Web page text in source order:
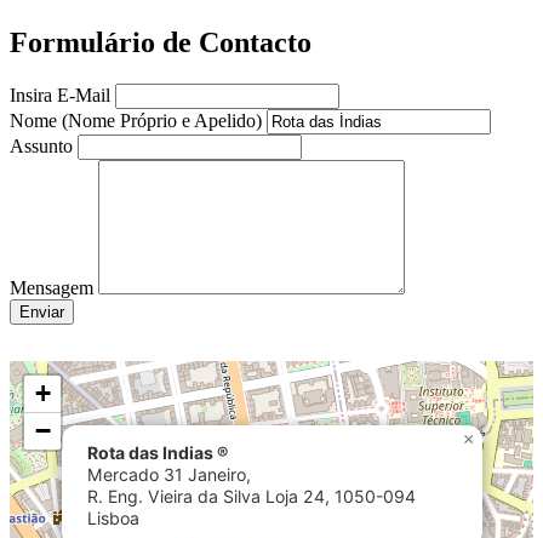
Formulário de Contacto
Insira E-Mail
Nome (Nome Próprio e Apelido)
Assunto
Mensagem
Enviar
Rota das Indias ®
Mercado 31 Janeiro,
R. Eng. Vieira da Silva Loja 24, 1050-094
Lisboa
×
+
−